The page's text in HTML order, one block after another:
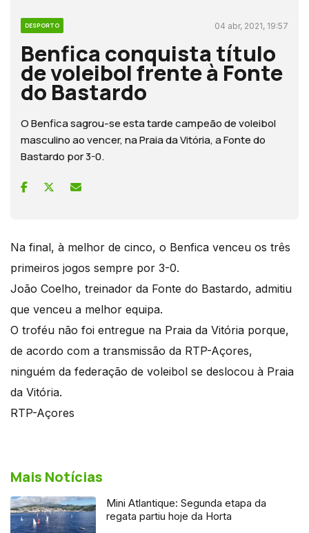
DESPORTO 04 abr, 2021, 19:57
Benfica conquista título
de voleibol frente à Fonte
do Bastardo
O Benfica sagrou-se esta tarde campeão de voleibol
masculino ao vencer, na Praia da Vitória, a Fonte do
Bastardo por 3-0.
Na final, à melhor de cinco, o Benfica venceu os três
primeiros jogos sempre por 3-0.
João Coelho, treinador da Fonte do Bastardo, admitiu
que venceu a melhor equipa.
O troféu não foi entregue na Praia da Vitória porque,
de acordo com a transmissão da RTP-Açores,
ninguém da federação de voleibol se deslocou à Praia
da Vitória.
RTP-Açores
Mais Notícias
Mini Atlantique: Segunda etapa da
regata partiu hoje da Horta